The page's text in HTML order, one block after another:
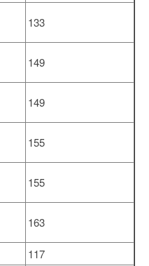
133
149
149
155
155
163
117